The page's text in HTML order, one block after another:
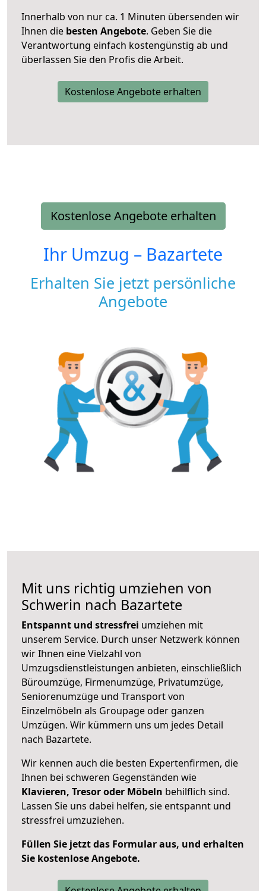
Innerhalb von nur ca. 1 Minuten übersenden wir
Ihnen die besten Angebote. Geben Sie die
Verantwortung einfach kostengünstig ab und
überlassen Sie den Profis die Arbeit.
Kostenlose Angebote erhalten
Kostenlose Angebote erhalten
Ihr Umzug – Bazartete
Erhalten Sie jetzt persönliche
Angebote
Mit uns richtig umziehen von
Schwerin nach Bazartete
Entspannt und stressfrei umziehen mit
unserem Service. Durch unser Netzwerk können
wir Ihnen eine Vielzahl von
Umzugsdienstleistungen anbieten, einschließlich
Büroumzüge, Firmenumzüge, Privatumzüge,
Seniorenumzüge und Transport von
Einzelmöbeln als Groupage oder ganzen
Umzügen. Wir kümmern uns um jedes Detail
nach Bazartete.
Wir kennen auch die besten Expertenfirmen, die
Ihnen bei schweren Gegenständen wie
Klavieren, Tresor oder Möbeln behilflich sind.
Lassen Sie uns dabei helfen, sie entspannt und
stressfrei umzuziehen.
Füllen Sie jetzt das Formular aus, und erhalten
Sie kostenlose Angebote.